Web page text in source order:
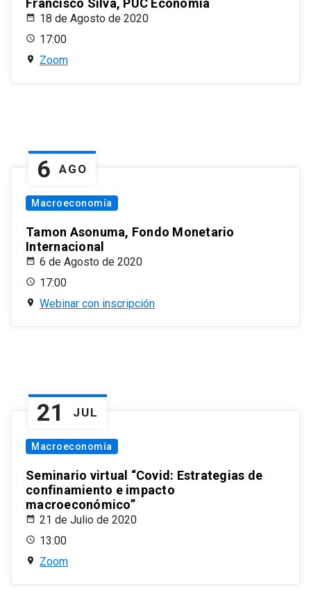
Francisco Silva, PUC Economía
18 de Agosto de 2020
17:00
Zoom
6 AGO
Macroeconomía
Tamon Asonuma, Fondo Monetario
Internacional
6 de Agosto de 2020
17:00
Webinar con inscripción
21 JUL
Macroeconomía
Seminario virtual “Covid: Estrategias de
confinamiento e impacto
macroeconómico”
21 de Julio de 2020
13:00
Zoom